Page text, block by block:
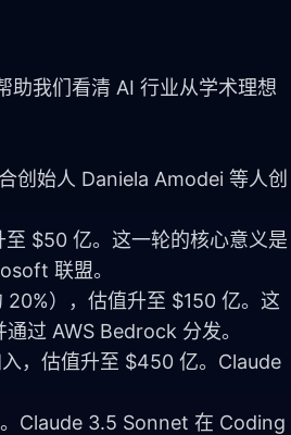
助我们看清 AI 行业从学术理想
创始人 Daniela Amodei 等人创
$50 亿。这一轮的核心意义是
联盟。
），估值升至 $150 亿。这
过 AWS Bedrock 分发。
，估值升至 $450 亿。Claude
Claude 3.5 Sonnet 在 Coding